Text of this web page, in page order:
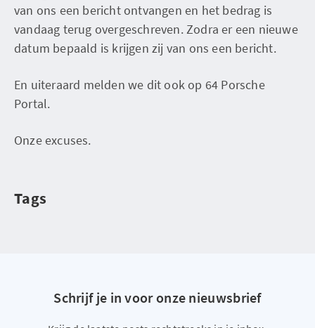
van ons een bericht ontvangen en het bedrag is
vandaag terug overgeschreven. Zodra er een nieuwe
datum bepaald is krijgen zij van ons een bericht.
En uiteraard melden we dit ook op 64 Porsche
Portal.
Onze excuses.
Tags
Schrijf je in voor onze nieuwsbrief